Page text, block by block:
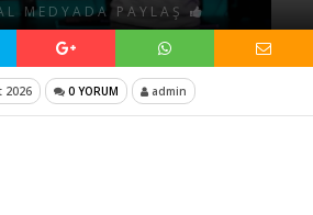
MEDYADA PAYLAŞ
2026 0 YORUM admin